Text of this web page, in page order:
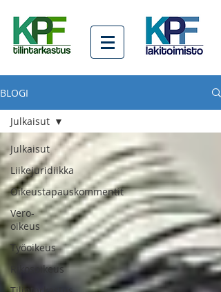
BLOGI
Julkaisut
Liikejuridiikka
Oikeustapauskommentit
Vero-
oikeus
Työoikeus
Rikosoikeus
Julkaisut